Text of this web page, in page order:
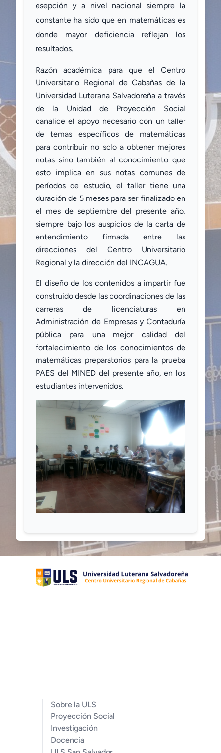
esepción y a nivel nacional siempre la
constante ha sido que en matemáticas es
donde mayor deficiencia reflejan los
resultados.
Razón académica para que el Centro
Universitario Regional de Cabañas de la
Universidad Luterana Salvadoreña a través
de la Unidad de Proyección Social
canalice el apoyo necesario con un taller
de temas específicos de matemáticas
para contribuir no solo a obtener mejores
notas sino también al conocimiento que
esto implica en sus notas comunes de
períodos de estudio, el taller tiene una
duración de 5 meses para ser finalizado en
el mes de septiembre del presente año,
siempre bajo los auspicios de la carta de
entendimiento firmada entre las
direcciones del Centro Universitario
Regional y la dirección del INCAGUA.
El diseño de los contenidos a impartir fue
construido desde las coordinaciones de las
carreras de licenciaturas en
Administración de Empresas y Contaduría
pública para una mejor calidad del
fortalecimiento de los conocimientos de
matemáticas preparatorios para la prueba
PAES del MINED del presente año, en los
estudiantes intervenidos.
Sobre la ULS
Proyección Social
Investigación
Docencia